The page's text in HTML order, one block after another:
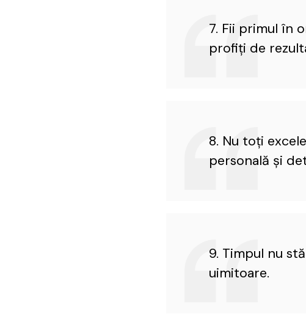
7. Fii primul în
profiţi de
8. Nu toți
personală şi
9. Timpul nu
uimitoare.